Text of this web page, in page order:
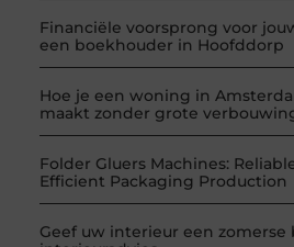
Financiële voorsprong voor
een boekhouder in Hoofddorp
Hoe je een woning in
maakt zonder grote
Folder Gluers Machines:
Efficient Packaging Production
Geef uw interieur een zomerse